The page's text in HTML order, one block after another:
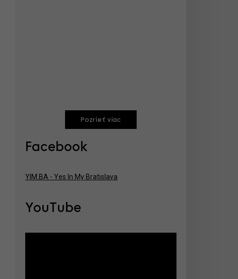
Pozrieť viac
Facebook
YIM.BA - Yes In My Bratislava
YouTube